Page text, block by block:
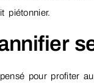
piétonnier.
pour profiter